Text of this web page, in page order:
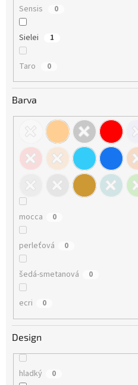
Sensis 0
Sielei 1
Taro 0
Barva
mocca 0
perleťová 0
šedá-smetanová 0
ecri 0
Design
hladký 0